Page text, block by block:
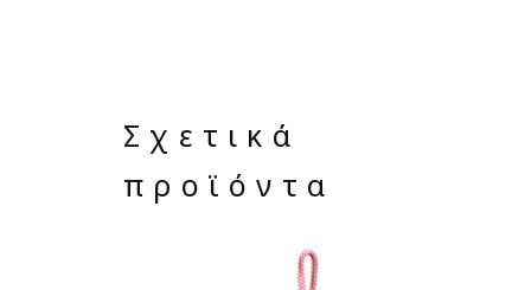
Σχετικά
προϊόντα